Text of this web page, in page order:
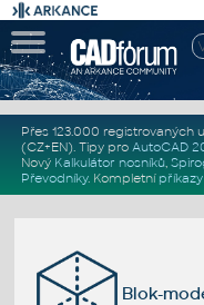
Přes 123.000 registrovaných
(CZ+EN). Tipy pro AutoCAD
Nový Kalkulátor nosníků,
Převodníky. Kompletní příkazy
Blok-